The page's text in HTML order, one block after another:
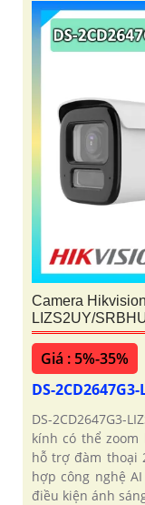
Camera
LIZS2UY/
Giá : 5%-35%
DS-
DS-2CD2647G3-
kính có thể
hỗ trợ đàm thoại
hợp công nghệ
điều kiện ánh